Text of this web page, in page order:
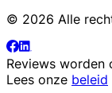
© 2026 Alle
Reviews
Lees onze beleid